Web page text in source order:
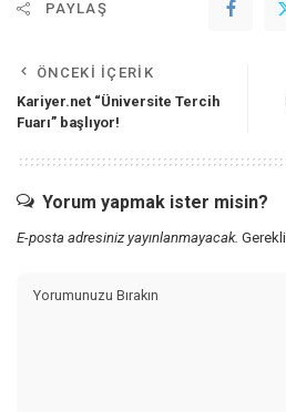
PAYLAŞ
ÖNCEKI İÇERIK
Kariyer.net “Üniversite Tercih
Fuarı” başlıyor!
Yorum yapmak ister misin?
E-posta adresiniz yayınlanmayacak.